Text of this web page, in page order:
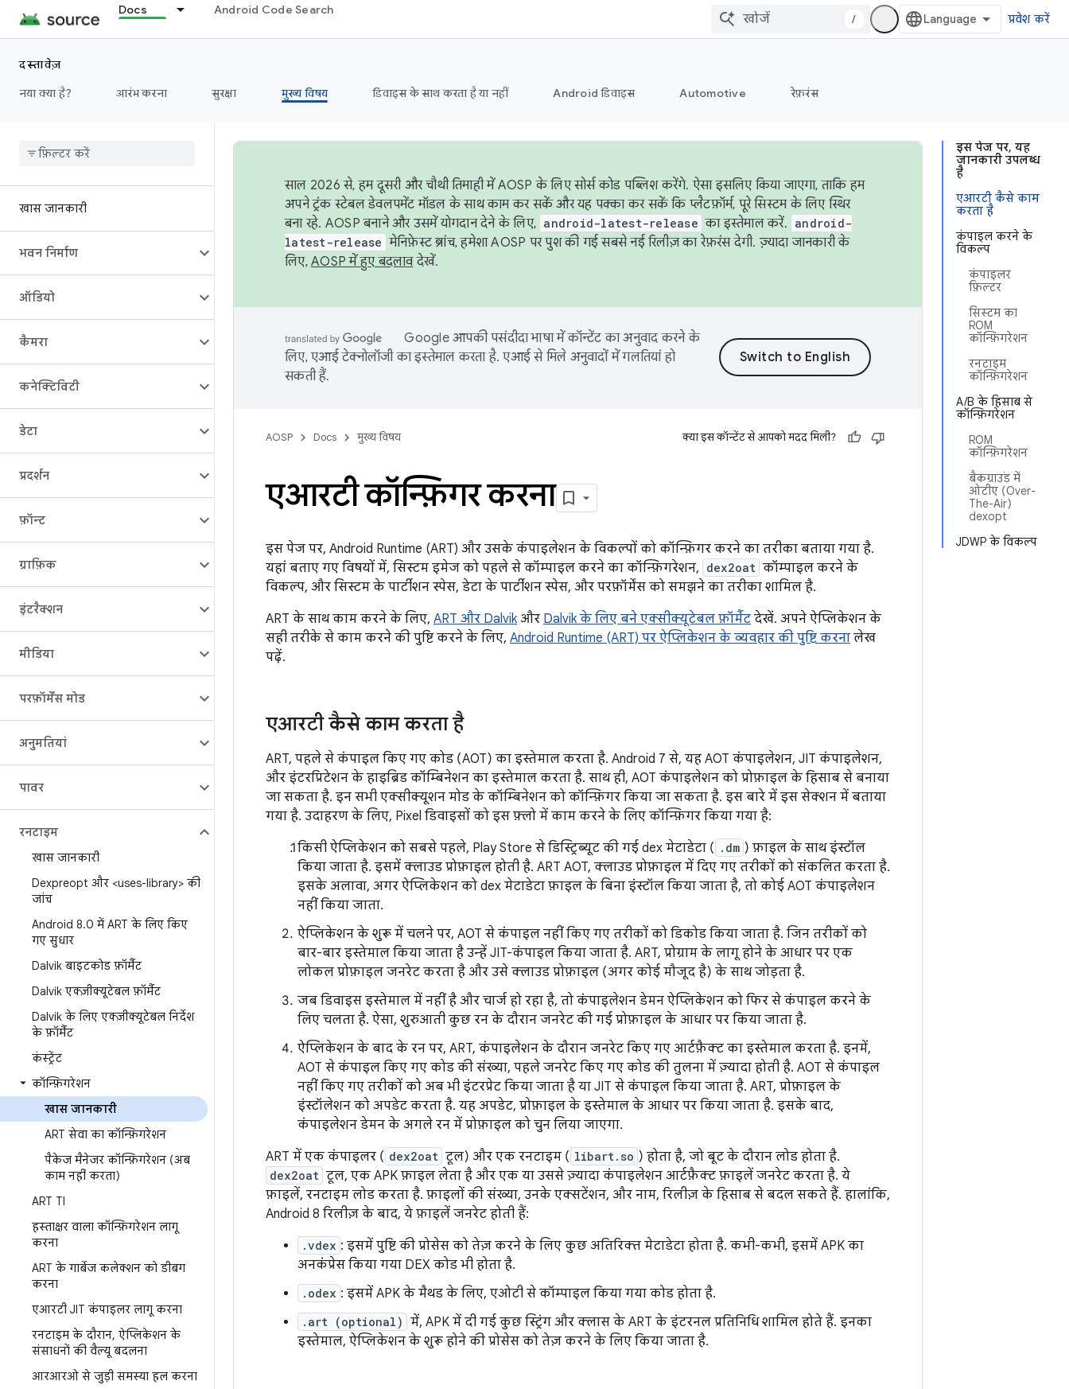
Docs Android Code Search
/ प्रवेश करें
दस्तावेज़
नया क्या है?
आरंभ करना सुरक्षा मुख्य विषय डिवाइस के साथ करता है या नहीं Android डिवाइस Automotive रेफ़रंस
खास जानकारी
भवन निर्माण
ऑडियो
कैमरा
कनेक्टिविटी
डेटा
प्रदर्शन
फ़ॉन्ट
ग्राफ़िक
इंटरैक्शन
मीडिया
परफ़ॉर्मेंस मोड
अनुमतियां
पावर
रनटाइम
खास जानकारी
Dexpreopt और <uses-library> की
जांच
Android 8.0 में ART के लिए किए
गए सुधार
Dalvik बाइटकोड फ़ॉर्मैट
Dalvik एक्ज़ीक्यूटेबल फ़ॉर्मैट
Dalvik के लिए एक्ज़ीक्यूटेबल निर्देश
के फ़ॉर्मैट
कंस्ट्रेंट
कॉन्फ़िगरेशन
खास जानकारी
ART सेवा का कॉन्फ़िगरेशन
पैकेज मैनेजर कॉन्फ़िगरेशन (अब
काम नहीं करता)
ART TI
हस्ताक्षर वाला कॉन्फ़िगरेशन लागू
करना
ART के गार्बेज कलेक्शन को डीबग
करना
एआरटी JIT कंपाइलर लागू करना
रनटाइम के दौरान, ऐप्लिकेशन के
संसाधनों की वैल्यू बदलना
आरआरओ से जुड़ी समस्या हल करना
इस पेज पर, यह
जानकारी उपलब्ध
है
एआरटी कैसे काम
करता है
कंपाइल करने के
विकल्प
कंपाइलर
फ़िल्टर
सिस्टम का
ROM
कॉन्फ़िगरेशन
रनटाइम
कॉन्फ़िगरेशन
A/B के हिसाब से
कॉन्फ़िगरेशन
ROM
कॉन्फ़िगरेशन
बैकग्राउंड में
ओटीए (Over-
The-Air)
dexopt
JDWP के विकल्प
साल 2026 से, हम दूसरी और चौथी तिमाही में AOSP के लिए सोर्स कोड पब्लिश करेंगे. ऐसा इसलिए किया जाएगा, ताकि हम
अपने ट्रंक स्टेबल डेवलपमेंट मॉडल के साथ काम कर सकें और यह पक्का कर सकें कि प्लैटफ़ॉर्म, पूरे सिस्टम के लिए स्थिर
बना रहे. AOSP बनाने और उसमें योगदान देने के लिए, android-latest-release का इस्तेमाल करें. android-
latest-release मेनिफ़ेस्ट ब्रांच, हमेशा AOSP पर पुश की गई सबसे नई रिलीज़ का रेफ़रंस देगी. ज़्यादा जानकारी के
लिए, AOSP में हुए बदलावदेखें.
Google आपकी पसंदीदा भाषा में कॉन्टेंट का अनुवाद करने के
लिए, एआई टेक्नोलॉजी का इस्तेमाल करता है. एआई से मिले अनुवादों में गलतियां हो
सकती हैं.
AOSP Docs मुख्य विषय क्या इस कॉन्टेंट से आपको मदद मिली?
एआरटी कॉन्फ़िगर करना
इस पेज पर, Android Runtime (ART) और उसके कंपाइलेशन के विकल्पों को कॉन्फ़िगर करने का तरीका बताया गया है.
यहां बताए गए विषयों में, सिस्टम इमेज को पहले से कॉम्पाइल करने का कॉन्फ़िगरेशन, dex2oat कॉम्पाइल करने के
विकल्प, और सिस्टम के पार्टीशन स्पेस, डेटा के पार्टीशन स्पेस, और परफ़ॉर्मेंस को समझने का तरीका शामिल है.
ART के साथ काम करने के लिए, ART और Dalvikऔर Dalvik के लिए बने एक्सीक्यूटेबल फ़ॉर्मैट देखें. अपने ऐप्लिकेशन के
सही तरीके से काम करने की पुष्टि करने के लिए, Android Runtime (ART) पर ऐप्लिकेशन के व्यवहार की पुष्टि करना लेख
पढ़ें.
एआरटी कैसे काम करता है
ART, पहले से कंपाइल किए गए कोड (AOT) का इस्तेमाल करता है. Android 7 से, यह AOT कंपाइलेशन, JIT कंपाइलेशन,
और इंटरप्रिटेशन के हाइब्रिड कॉम्बिनेशन का इस्तेमाल करता है. साथ ही, AOT कंपाइलेशन को प्रोफ़ाइल के हिसाब से बनाया
जा सकता है. इन सभी एक्सीक्यूशन मोड के कॉम्बिनेशन को कॉन्फ़िगर किया जा सकता है. इस बारे में इस सेक्शन में बताया
गया है. उदाहरण के लिए, Pixel डिवाइसों को इस फ़्लो में काम करने के लिए कॉन्फ़िगर किया गया है:
किसी ऐप्लिकेशन को सबसे पहले, Play Store से डिस्ट्रिब्यूट की गई dex मेटाडेटा ( .dm ) फ़ाइल के साथ इंस्टॉल
किया जाता है. इसमें क्लाउड प्रोफ़ाइल होती है. ART AOT, क्लाउड प्रोफ़ाइल में दिए गए तरीकों को संकलित करता है.
इसके अलावा, अगर ऐप्लिकेशन को dex मेटाडेटा फ़ाइल के बिना इंस्टॉल किया जाता है, तो कोई AOT कंपाइलेशन
नहीं किया जाता.
ऐप्लिकेशन के शुरू में चलने पर, AOT से कंपाइल नहीं किए गए तरीकों को डिकोड किया जाता है. जिन तरीकों को
बार-बार इस्तेमाल किया जाता है उन्हें JIT-कंपाइल किया जाता है. ART, प्रोग्राम के लागू होने के आधार पर एक
लोकल प्रोफ़ाइल जनरेट करता है और उसे क्लाउड प्रोफ़ाइल (अगर कोई मौजूद है) के साथ जोड़ता है.
जब डिवाइस इस्तेमाल में नहीं है और चार्ज हो रहा है, तो कंपाइलेशन डेमन ऐप्लिकेशन को फिर से कंपाइल करने के
लिए चलता है. ऐसा, शुरुआती कुछ रन के दौरान जनरेट की गई प्रोफ़ाइल के आधार पर किया जाता है.
ऐप्लिकेशन के बाद के रन पर, ART, कंपाइलेशन के दौरान जनरेट किए गए आर्टफ़ैक्ट का इस्तेमाल करता है. इनमें,
AOT से कंपाइल किए गए कोड की संख्या, पहले जनरेट किए गए कोड की तुलना में ज़्यादा होती है. AOT से कंपाइल
नहीं किए गए तरीकों को अब भी इंटरप्रेट किया जाता है या JIT से कंपाइल किया जाता है. ART, प्रोफ़ाइल के
इंस्टॉलेशन को अपडेट करता है. यह अपडेट, प्रोफ़ाइल के इस्तेमाल के आधार पर किया जाता है. इसके बाद,
कंपाइलेशन डेमन के अगले रन में प्रोफ़ाइल को चुन लिया जाएगा.
ART में एक कंपाइलर ( dex2oat टूल) और एक रनटाइम ( libart.so ) होता है, जो बूट के दौरान लोड होता है.
dex2oat टूल, एक APK फ़ाइल लेता है और एक या उससे ज़्यादा कंपाइलेशन आर्टफ़ैक्ट फ़ाइलें जनरेट करता है. ये
फ़ाइलें, रनटाइम लोड करता है. फ़ाइलों की संख्या, उनके एक्सटेंशन, और नाम, रिलीज़ के हिसाब से बदल सकते हैं. हालांकि,
Android 8 रिलीज़ के बाद, ये फ़ाइलें जनरेट होती हैं:
.vdex : इसमें पुष्टि की प्रोसेस को तेज़ करने के लिए कुछ अतिरिक्त मेटाडेटा होता है. कभी-कभी, इसमें APK का
अनकंप्रेस किया गया DEX कोड भी होता है.
.odex : इसमें APK के मैथड के लिए, एओटी से कॉम्पाइल किया गया कोड होता है.
.art (optional) में, APK में दी गई कुछ स्ट्रिंग और क्लास के ART के इंटरनल प्रतिनिधि शामिल होते हैं. इनका
इस्तेमाल, ऐप्लिकेशन के शुरू होने की प्रोसेस को तेज़ करने के लिए किया जाता है.